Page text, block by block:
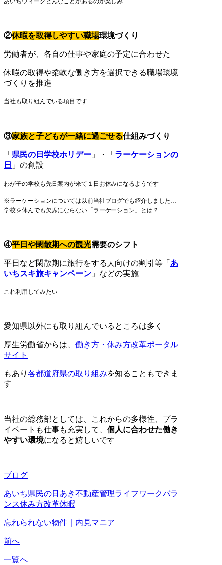
あいちウィークどんなことがあるのか楽しみ
②休暇を取得しやすい職場環境づくり
労働者が、各自の仕事や家庭の予定に合わせた
休暇の取得や柔軟な働き方を選択できる職場環境
づくりを推進
当社も取り組んでいる項目です
③家族と子どもが一緒に過ごせる仕組みづくり
「 県民の日学校ホリデー 」・「 ラーケーションの
日 」の創設
わが子の学校も先日案内が来て１日お休みになるようです
※ラーケーションについては以前当社ブログでも紹介しました…
学校を休んでも欠席にならない「ラーケーション」とは？
④平日や閑散期への観光需要のシフト
平日など閑散期に旅行をする人向けの割引等「 あ
いちスキ旅キャンペーン 」などの実施
これ利用してみたい
愛知県以外にも取り組んでいるところは多く
厚生労働省からは、 働き方・休み方改革ポータル
サイト
もあり 各都道府県の取り組みを知ることもできま
す
当社の総務部としては、これからの多様性、プラ
イベートも仕事も充実して、 個人に合わせた働き
やすい環境になると嬉しいです
ブログ
あいち県民の日 あき不動産管理ライフワークバラ
ンス休み方改革休暇
忘れられない物件｜内見マニア
前へ
一覧へ